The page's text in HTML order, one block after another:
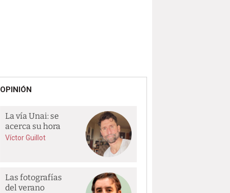
OPINIÓN
La vía Unai: se
acerca su hora
Víctor Guillot
Las fotografías
del verano